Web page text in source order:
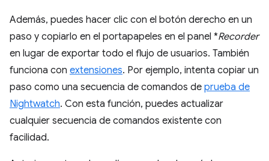
Además, puedes hacer clic con el botón derecho en un
paso y copiarlo en el portapapeles en el panel *Recorder
en lugar de exportar todo el flujo de usuarios. También
funciona con extensiones. Por ejemplo, intenta copiar un
paso como una secuencia de comandos de prueba de
Nightwatch. Con esta función, puedes actualizar
cualquier secuencia de comandos existente con
facilidad.